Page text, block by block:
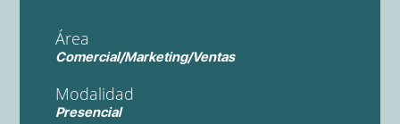
Área
Comercial/Marketing/Ventas
Modalidad
Presencial